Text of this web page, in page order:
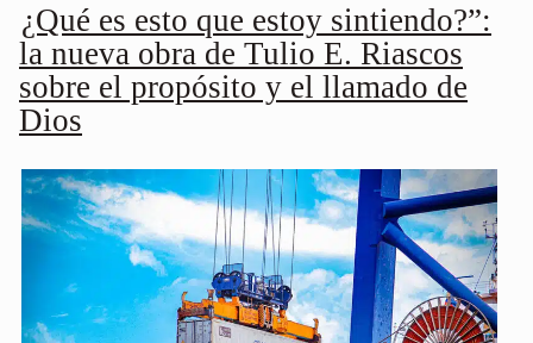
¿Qué es esto que estoy sintiendo?”:
la nueva obra de Tulio E. Riascos
sobre el propósito y el llamado de
Dios